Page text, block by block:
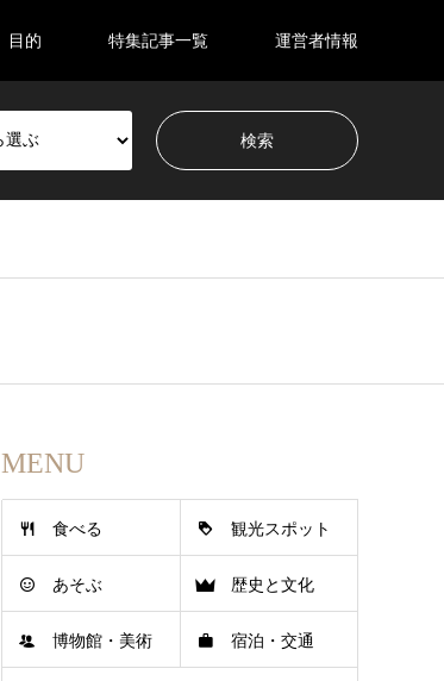
目的 特集記事一覧 運営者情報
MENU
食べる 観光スポット
あそぶ 歴史と文化
博物館・美術 宿泊・交通